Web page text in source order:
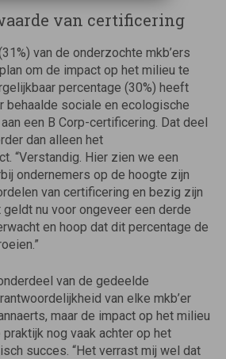
van certificering
van de onderzochte mkb’ers
om de impact op het milieu te
percentage (30%) heeft
behaalde sociale en ecologische
een B Corp-certificering. Dat deel
dan alleen het
“Verstandig. Hier zien we een
ondernemers op de hoogte zijn
van certificering en bezig zijn
nu voor ongeveer een derde
en hoop dat dit percentage de
van de gedeelde
van elke mkb’er
maar de impact op het milieu
nog vaak achter op het
succes. “Het verrast mij wel dat